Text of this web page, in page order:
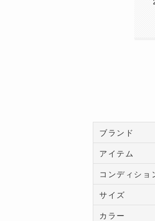
ブランド
アイテム
コンディショ
サイズ
カラー